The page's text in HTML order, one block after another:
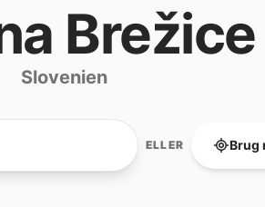
Brežice
Slovenien
ELLER Brug